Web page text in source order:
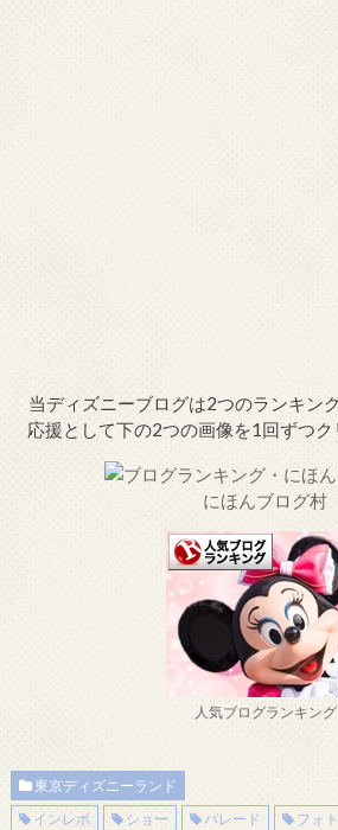
当ディズニーブログは2つのランキン
応援として下の2つの画像を1回ずつ
にほんブログ村
人気ブログランキング
東京ディズニーランド
インレポ
ショー パレード フォ